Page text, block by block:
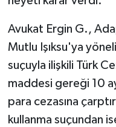
Avukat Ergin G.,
Mutlu Işıksu'ya
suçuyla ilişkili Türk
maddesi gereği 10
para cezasına
kullanma suçundan